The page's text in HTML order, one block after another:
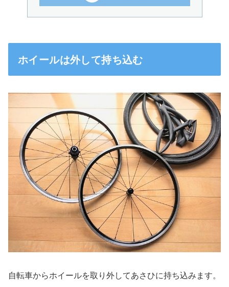
ホイールは外して持ち込む
自転車からホイールを取り外してあさひに持ち込みます。